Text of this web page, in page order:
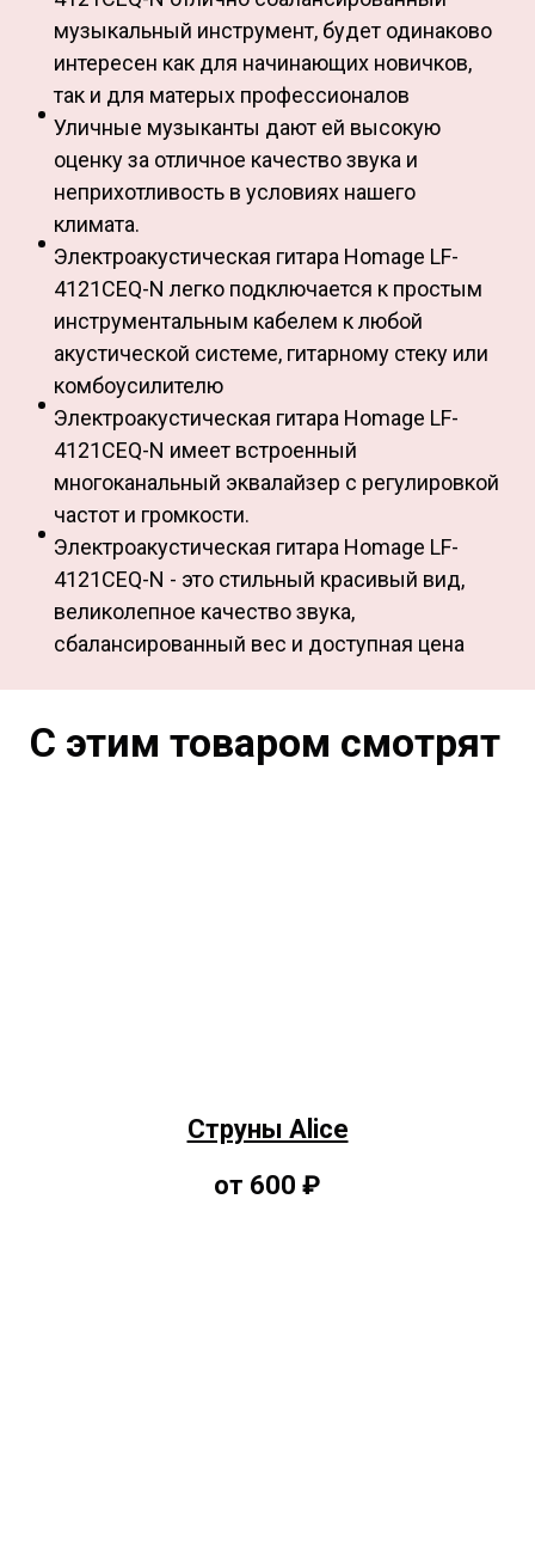
музыкальный инструмент, будет одинаково
интересен как для начинающих новичков,
так и для матерых профессионалов
Уличные музыканты дают ей высокую
оценку за отличное качество звука и
неприхотливость в условиях нашего
климата.
Электроакустическая гитара Homage LF-
4121CEQ-N легко подключается к простым
инструментальным кабелем к любой
акустической системе, гитарному стеку или
комбоусилителю
Электроакустическая гитара Homage LF-
4121CEQ-N имеет встроенный
многоканальный эквалайзер с регулировкой
частот и громкости.
Электроакустическая гитара Homage LF-
4121CEQ-N - это стильный красивый вид,
великолепное качество звука,
сбалансированный вес и доступная цена
С этим товаром смотрят
Струны Alice
от 600 ₽